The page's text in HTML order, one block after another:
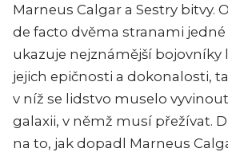
Marneus Calgar a Sestry bitvy.
de facto dvěma stranami
ukazuje nejznámější bojovníky
jejich epičnosti a dokonalosti,
v níž se lidstvo muselo
galaxii, v němž musí přežívat.
na to, jak dopadl Marneus